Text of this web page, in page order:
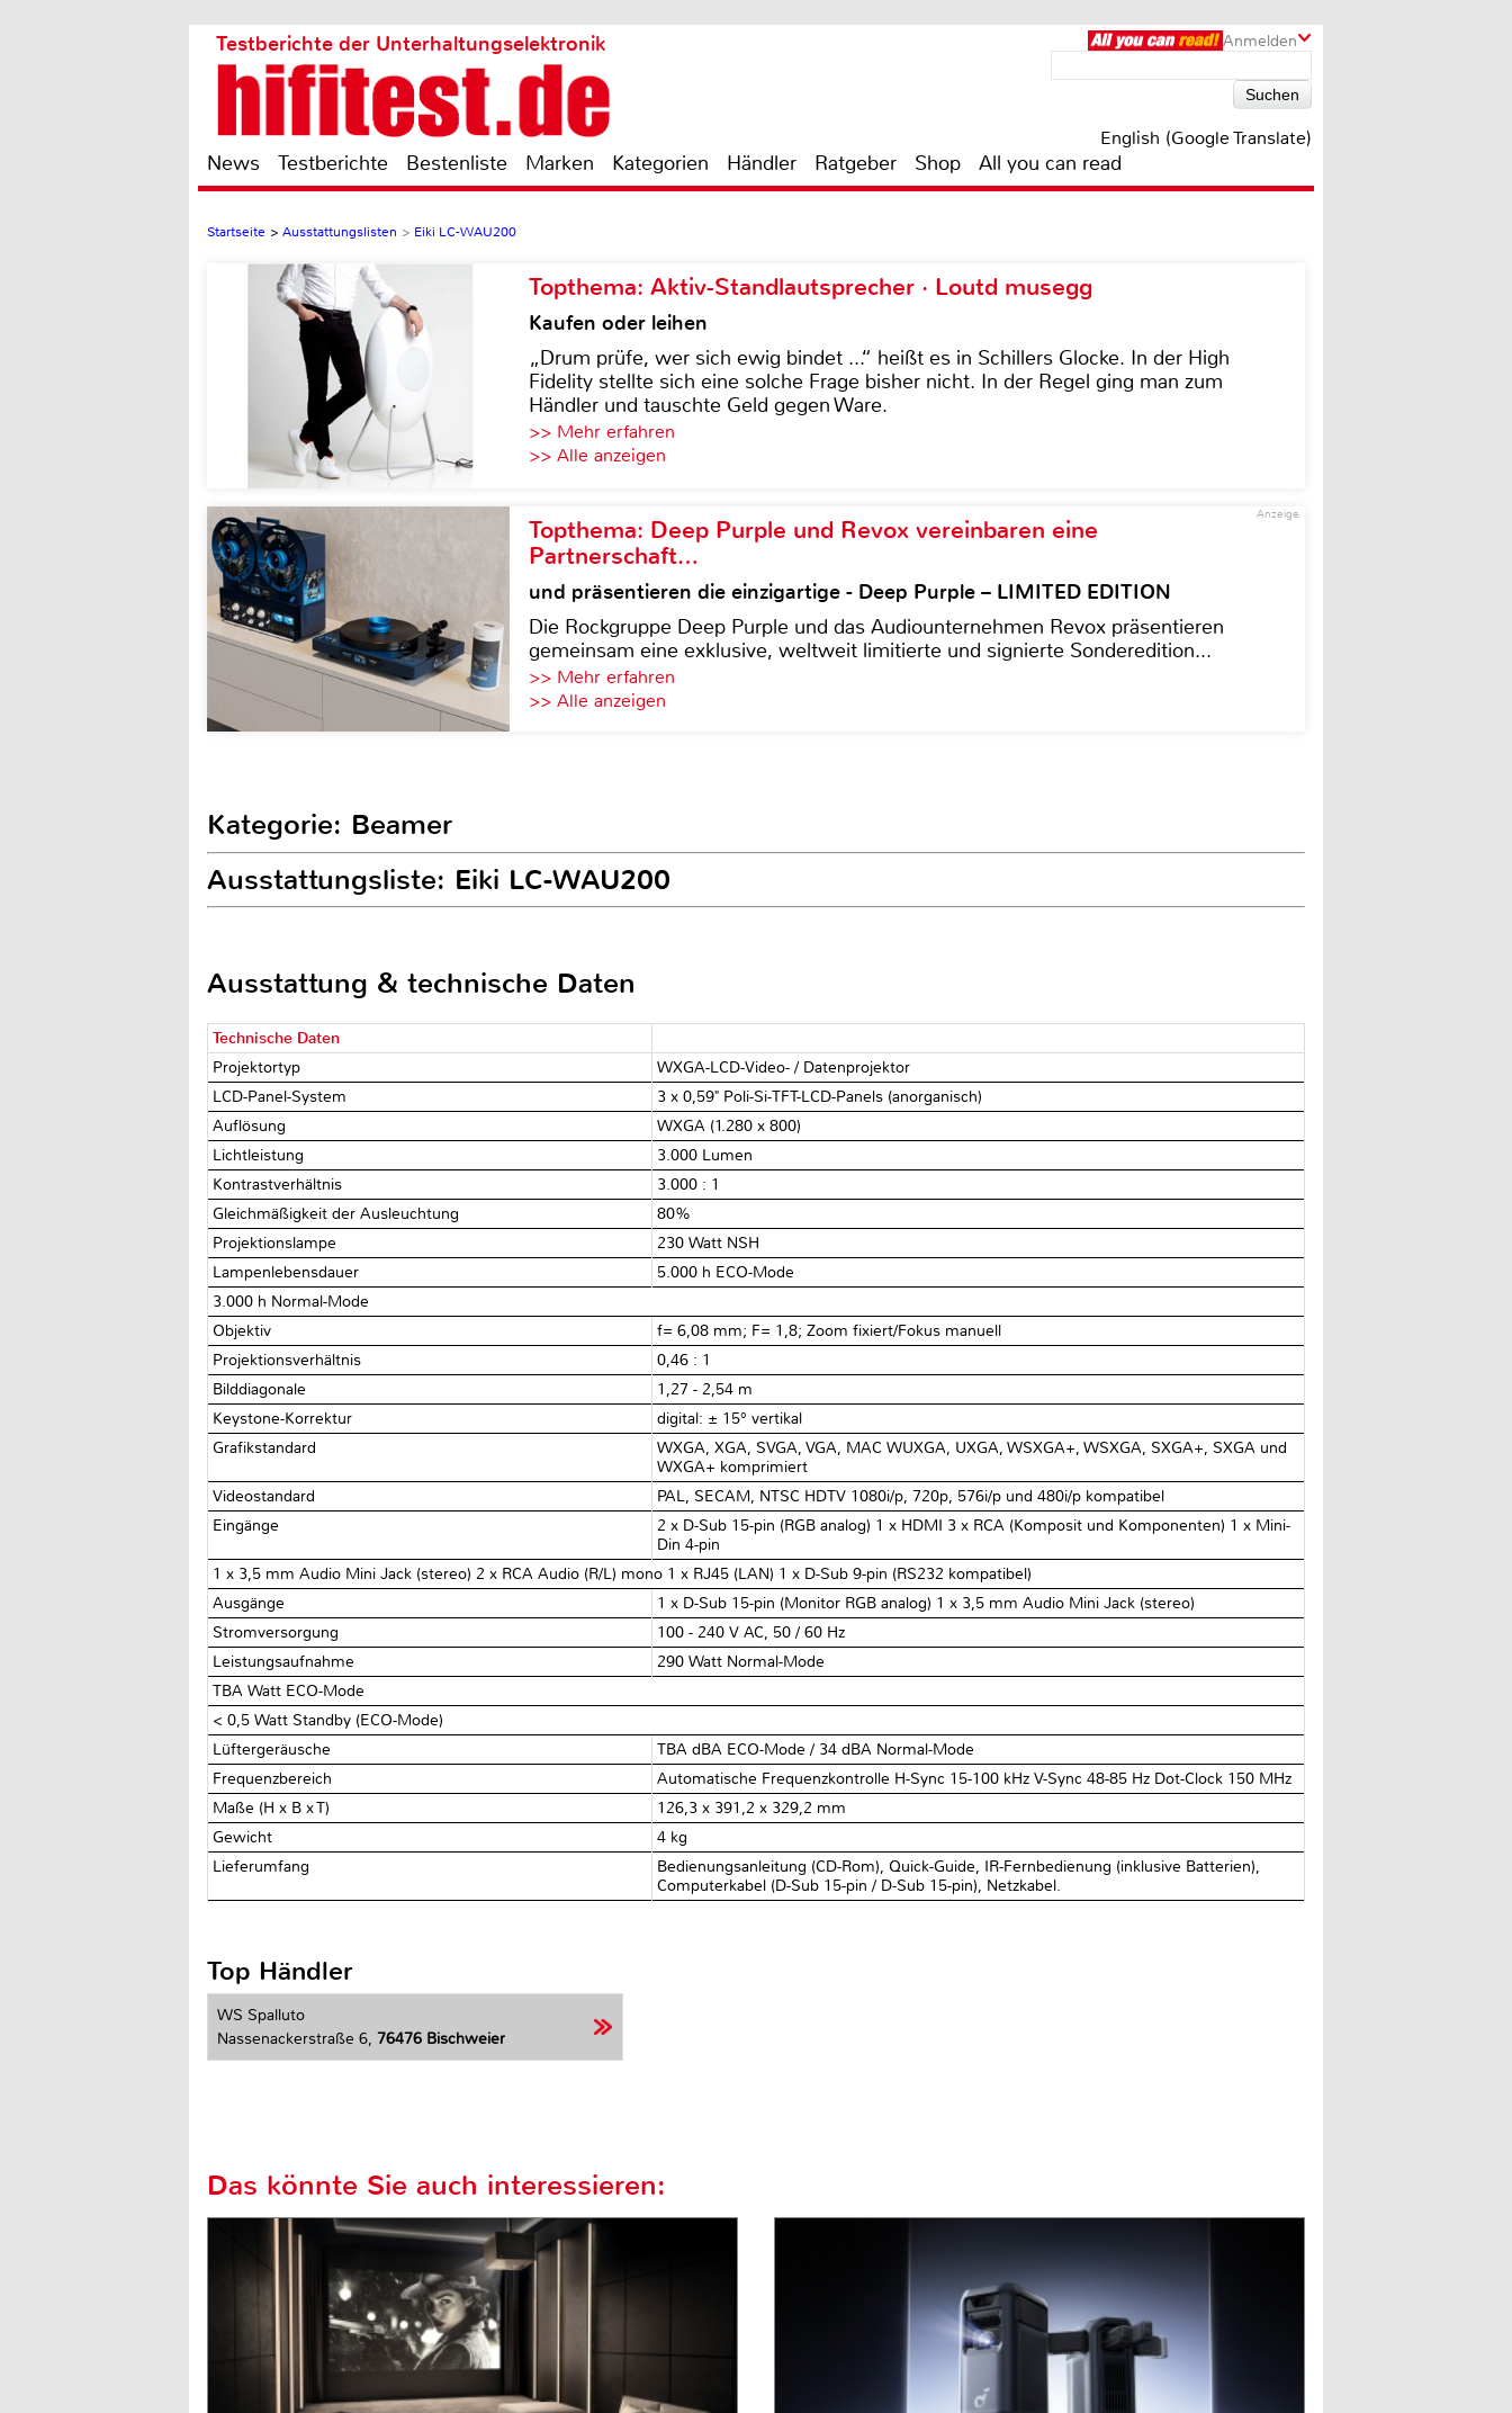
Anmelden
Testberichte der Unterhaltungselektronik
English (Google Translate)
News Testberichte Bestenliste Marken Kategorien Händler Ratgeber Shop All you can read
Startseite > Ausstattungslisten > Eiki LC-WAU200
Topthema: Aktiv-Standlautsprecher · Loutd musegg
Kaufen oder leihen
„Drum prüfe, wer sich ewig bindet ...“ heißt es in Schillers Glocke. In der High
Fidelity stellte sich eine solche Frage bisher nicht. In der Regel ging man zum
Händler und tauschte Geld gegen Ware.
>> Mehr erfahren
>> Alle anzeigen
Anzeige
Topthema: Deep Purple und Revox vereinbaren eine
Partnerschaft…
und präsentieren die einzigartige - Deep Purple – LIMITED EDITION
Die Rockgruppe Deep Purple und das Audiounternehmen Revox präsentieren
gemeinsam eine exklusive, weltweit limitierte und signierte Sonderedition...
>> Mehr erfahren
>> Alle anzeigen
Kategorie: Beamer
Ausstattungsliste: Eiki LC-WAU200
Ausstattung & technische Daten
Technische Daten
Projektortyp
WXGA-LCD-Video- / Datenprojektor
LCD-Panel-System
3 x 0,59" Poli-Si-TFT-LCD-Panels (anorganisch)
Auflösung
WXGA (1.280 x 800)
Lichtleistung
3.000 Lumen
Kontrastverhältnis
3.000 : 1
Gleichmäßigkeit der Ausleuchtung
80%
Projektionslampe
230 Watt NSH
Lampenlebensdauer
5.000 h ECO-Mode
3.000 h Normal-Mode
Objektiv
f= 6,08 mm; F= 1,8; Zoom fixiert/Fokus manuell
Projektionsverhältnis
0,46 : 1
Bilddiagonale
1,27 - 2,54 m
Keystone-Korrektur
digital: ± 15° vertikal
Grafikstandard
WXGA, XGA, SVGA, VGA, MAC WUXGA, UXGA, WSXGA+, WSXGA, SXGA+, SXGA und
WXGA+ komprimiert
Videostandard
PAL, SECAM, NTSC HDTV 1080i/p, 720p, 576i/p und 480i/p kompatibel
Eingänge
2 x D-Sub 15-pin (RGB analog) 1 x HDMI 3 x RCA (Komposit und Komponenten) 1 x Mini-
Din 4-pin
1 x 3,5 mm Audio Mini Jack (stereo) 2 x RCA Audio (R/L) mono 1 x RJ45 (LAN) 1 x D-Sub 9-pin (RS232 kompatibel)
Ausgänge
1 x D-Sub 15-pin (Monitor RGB analog) 1 x 3,5 mm Audio Mini Jack (stereo)
Stromversorgung
100 - 240 V AC, 50 / 60 Hz
Leistungsaufnahme
290 Watt Normal-Mode
TBA Watt ECO-Mode
< 0,5 Watt Standby (ECO-Mode)
Lüftergeräusche
TBA dBA ECO-Mode / 34 dBA Normal-Mode
Frequenzbereich
Automatische Frequenzkontrolle H-Sync 15-100 kHz V-Sync 48-85 Hz Dot-Clock 150 MHz
Maße (H x B x T)
126,3 x 391,2 x 329,2 mm
Gewicht
4 kg
Lieferumfang
Bedienungsanleitung (CD-Rom), Quick-Guide, IR-Fernbedienung (inklusive Batterien),
Computerkabel (D-Sub 15-pin / D-Sub 15-pin), Netzkabel.
Top Händler
WS Spalluto
Nassenackerstraße 6, 76476 Bischweier
Das könnte Sie auch interessieren: